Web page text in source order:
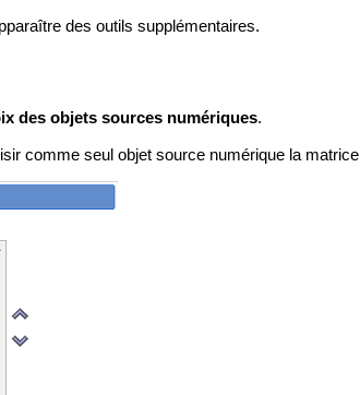
des outils supplémentaires.
des objets sources numériques.
comme seul objet source numérique la matrice